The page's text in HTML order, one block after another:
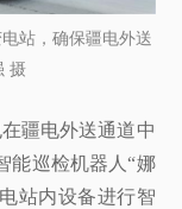
站，确保疆电外送
摄
疆电外送通道中
能巡检机器人“娜
站内设备进行智